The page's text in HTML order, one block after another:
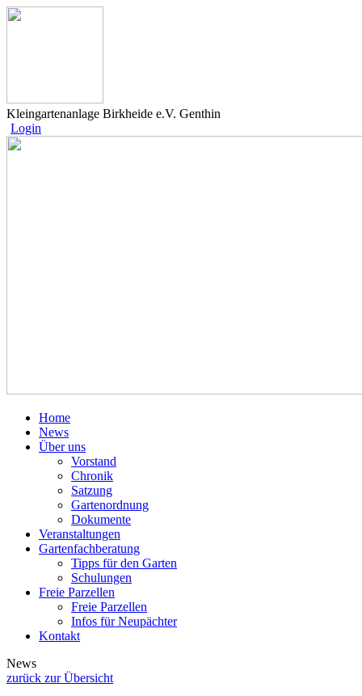
Kleingartenanlage Birkheide e.V. Genthin
Login
Home
News
Über uns
Vorstand
Chronik
Satzung
Gartenordnung
Dokumente
Veranstaltungen
Gartenfachberatung
Tipps für den Garten
Schulungen
Freie Parzellen
Freie Parzellen
Infos für Neupächter
Kontakt
News
zurück zur Übersicht